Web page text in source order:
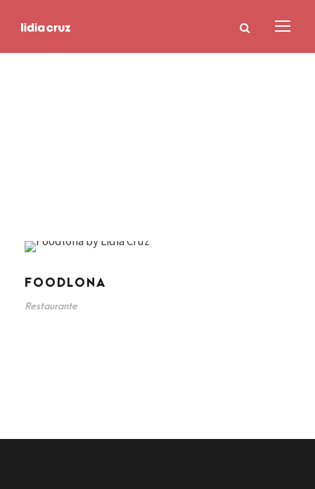
FOODLONA
Restaurante